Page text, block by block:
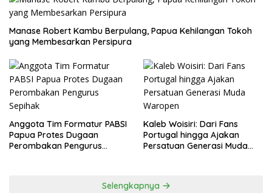
Manase Robert Kambu Berpulang, Papua Kehilangan Tokoh
yang Membesarkan Persipura
Anggota Tim Formatur PABSI
Papua Protes Dugaan
Perombakan Pengurus
Kaleb Woisiri: Dari Fans
Portugal hingga Ajakan
Persatuan Generasi Muda
Selengkapnya